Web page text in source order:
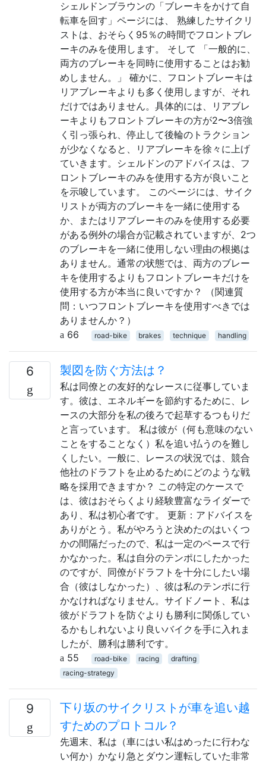
シェルドンブラウンの「ブレーキをかけて自
転車を回す」ページには、 熟練したサイクリ
ストは、おそらく95％の時間でフロントブレ
ーキのみを使用します。 そして 「一般的に、
両方のブレーキを同時に使用することはお勧
めしません。」 確かに、フロントブレーキは
リアブレーキよりも多く使用しますが、それ
だけではありません。具体的には、リアブレ
ーキよりもフロントブレーキの方が2〜3倍強
く引っ張られ、停止して後輪のトラクション
が少なくなると、リアブレーキを徐々に上げ
ていきます。シェルドンのアドバイスは、フ
ロントブレーキのみを使用する方が良いこと
を示唆しています。 このページには、サイク
リストが両方のブレーキを一緒に使用する
か、またはリアブレーキのみを使用する必要
がある例外の場合が記載されていますが、2つ
のブレーキを一緒に使用しない理由の根拠は
ありません。通常の状態では、両方のブレー
キを使用するよりもフロントブレーキだけを
使用する方が本当に良いですか？ （関連質
問：いつフロントブレーキを使用すべきでは
ありませんか？）
66
road-bike brakes technique handling
6 製図を防ぐ方法は？
私は同僚との友好的なレースに従事していま
す。彼は、エネルギーを節約するために、レ
ースの大部分を私の後ろで起草するつもりだ
と言っています。 私は彼が（何も意味のない
ことをすることなく）私を追い払うのを難し
くしたい。一般に、レースの状況では、競合
他社のドラフトを止めるためにどのような戦
略を採用できますか？ この特定のケースで
は、彼はおそらくより経験豊富なライダーで
あり、私は初心者です。 更新：アドバイスを
ありがとう。私がやろうと決めたのはいくつ
かの間隔だったので、私は一定のペースで行
かなかった。私は自分のテンポにしたかった
のですが、同僚がドラフトを十分にしたい場
合（彼はしなかった）、彼は私のテンポに行
かなければなりません。サイドノート、私は
彼がドラフトを防ぐよりも勝利に関係してい
るかもしれないより良いバイクを手に入れま
したが、勝利は勝利です。
55
road-bike racing
drafting
racing-strategy
9
下り坂のサイクリストが車を追い越
すためのプロトコル？
先週末、私は（車にはい私はめったに行わな
い何か）かなり急とダウン運転していた非常